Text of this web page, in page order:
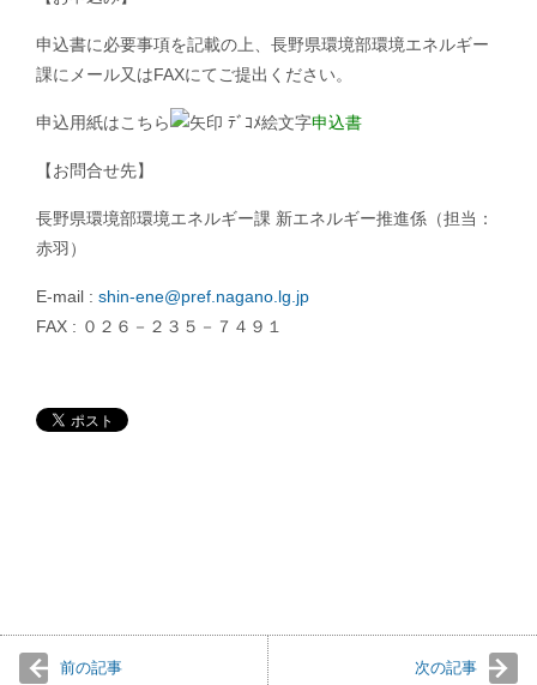
申込書に必要事項を記載の上、長野県環境部環境エネルギー
課にメール又はFAXにてご提出ください。
申込用紙はこちら 申込書
【お問合せ先】
長野県環境部環境エネルギー課 新エネルギー推進係（担当：
赤羽）
E-mail : shin-ene@pref.nagano.lg.jp
FAX : ０２６－２３５－７４９１
前の記事 次の記事